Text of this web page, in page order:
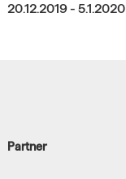
20.12.2019 - 5.1.2020
Partner